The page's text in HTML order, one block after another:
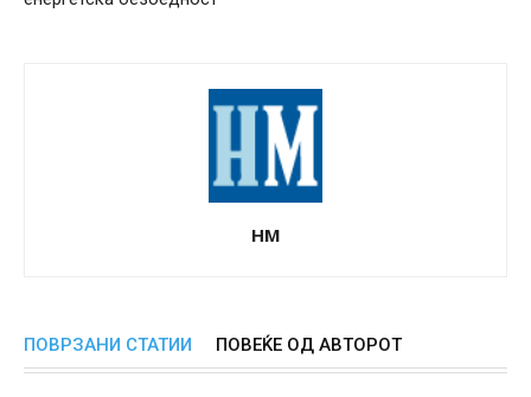
НМ
ПОВРЗАНИ СТАТИИ ПОВЕЌЕ ОД АВТОРОТ